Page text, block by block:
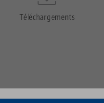
Téléchargements